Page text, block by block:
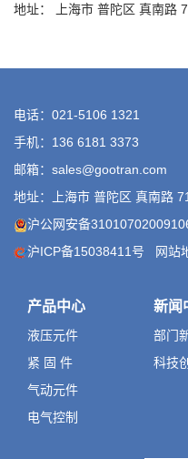
地址： 上海市 普陀区 真南路
电话：021-5106 1321
手机：136 6181 3373
邮箱：sales@gootran.com
地址：上海市 普陀区 真南路
沪公网安备
沪ICP备15038411号
网站
产品中心
液压元件
紧 固 件
气动元件
电气控制
新闻
部门
科技